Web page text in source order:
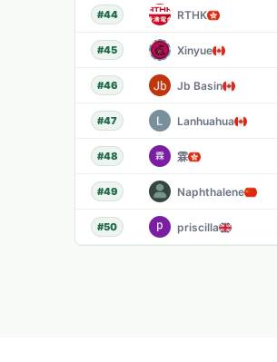
#44 RTHK
#45 Xinyue
#46 Jb Basin
#47 Lanhuahua
#48 霖
#49 Naphthalene
#50 priscilla